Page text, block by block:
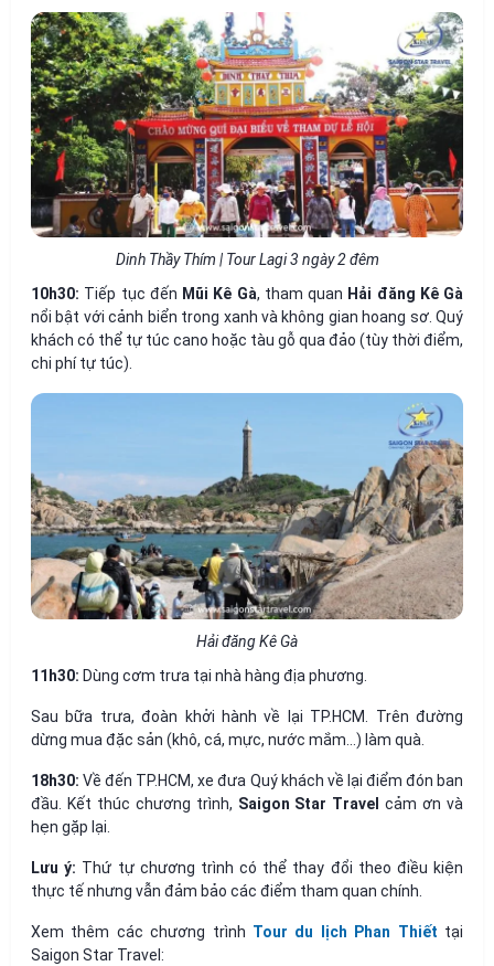
Dinh Thầy Thím | Tour Lagi 3 ngày 2 đêm
10h30: Tiếp tục đến Mũi Kê Gà, tham quan Hải đăng Kê Gà
nổi bật với cảnh biển trong xanh và không gian hoang sơ. Quý
khách có thể tự túc cano hoặc tàu gỗ qua đảo (tùy thời điểm,
chi phí tự túc).
Hải đăng Kê Gà
11h30: Dùng cơm trưa tại nhà hàng địa phương.
Sau bữa trưa, đoàn khởi hành về lại TP.HCM. Trên đường
dừng mua đặc sản (khô, cá, mực, nước mắm...) làm quà.
18h30: Về đến TP.HCM, xe đưa Quý khách về lại điểm đón ban
đầu. Kết thúc chương trình, Saigon Star Travel cảm ơn và
hẹn gặp lại.
Lưu ý: Thứ tự chương trình có thể thay đổi theo điều kiện
thực tế nhưng vẫn đảm bảo các điểm tham quan chính.
Xem thêm các chương trình Tour du lịch Phan Thiết tại
Saigon Star Travel: